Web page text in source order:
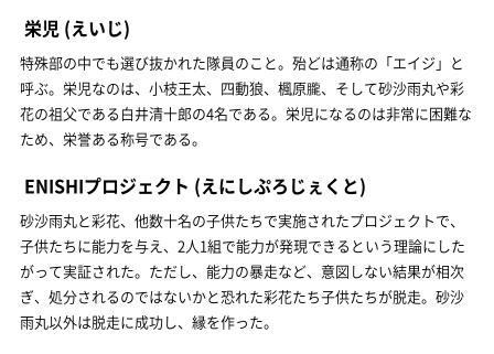
栄児 (えいじ)
特殊部の中でも選び抜かれた隊員のこと。殆どは通称の「エイジ」と
呼ぶ。栄児なのは、小枝王太、四動狼、楓原朧、そして砂沙雨丸や彩
花の祖父である白井清十郎の4名である。栄児になるのは非常に困難な
ため、栄誉ある称号である。
ENISHIプロジェクト (えにしぷろじぇくと)
砂沙雨丸と彩花、他数十名の子供たちで実施されたプロジェクトで、
子供たちに能力を与え、2人1組で能力が発現できるという理論にした
がって実証された。ただし、能力の暴走など、意図しない結果が相次
ぎ、処分されるのではないかと恐れた彩花たち子供たちが脱走。砂沙
雨丸以外は脱走に成功し、縁を作った。